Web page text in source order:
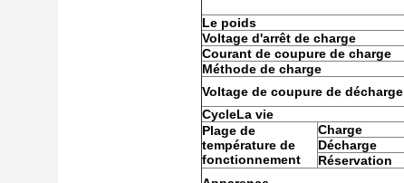
Le poids
Voltage d'arrêt de charge
Courant de coupure de charge
Méthode de charge
Voltage de coupure de décharge
CycleLa vie
Plage de
température de
fonctionnement
Charge
Décharge
Réservation